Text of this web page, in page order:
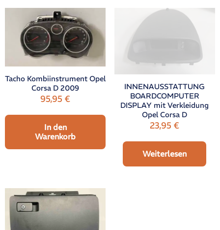
Tacho Kombiinstrument Opel
Corsa D 2009
95,95€
In den
Warenkorb
INNENAUSSTATTUNG
BOARDCOMPUTER
DISPLAY mit Verkleidung
Opel Corsa D
23,95€
Weiterlesen